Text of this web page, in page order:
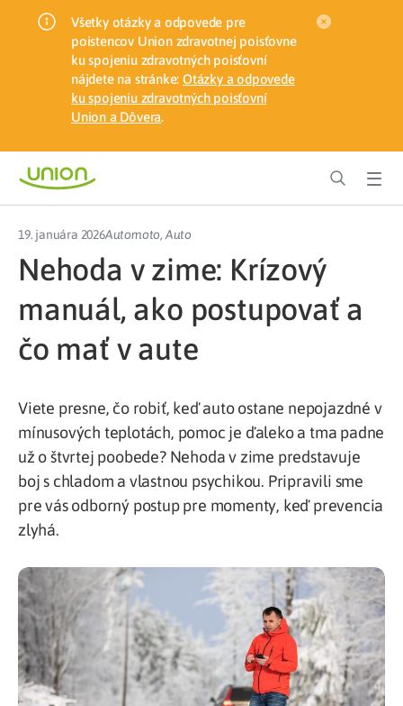
Všetky otázky a odpovede pre
poistencov Union zdravotnej poisťovne
ku spojeniu zdravotných poisťovní
nájdete na stránke: Otázky a odpovede
ku spojeniu zdravotných poisťovní
Union a Dôvera.
19. januára 2026Automoto,Auto
Nehoda v zime: Krízový
manuál, ako postupovať a
čo mať v aute
Viete presne, čo robiť, keď auto ostane nepojazdné v
mínusových teplotách, pomoc je ďaleko a tma padne
už o štvrtej poobede? Nehoda v zime predstavuje
boj s chladom a vlastnou psychikou. Pripravili sme
pre vás odborný postup pre momenty, keď prevencia
zlyhá.